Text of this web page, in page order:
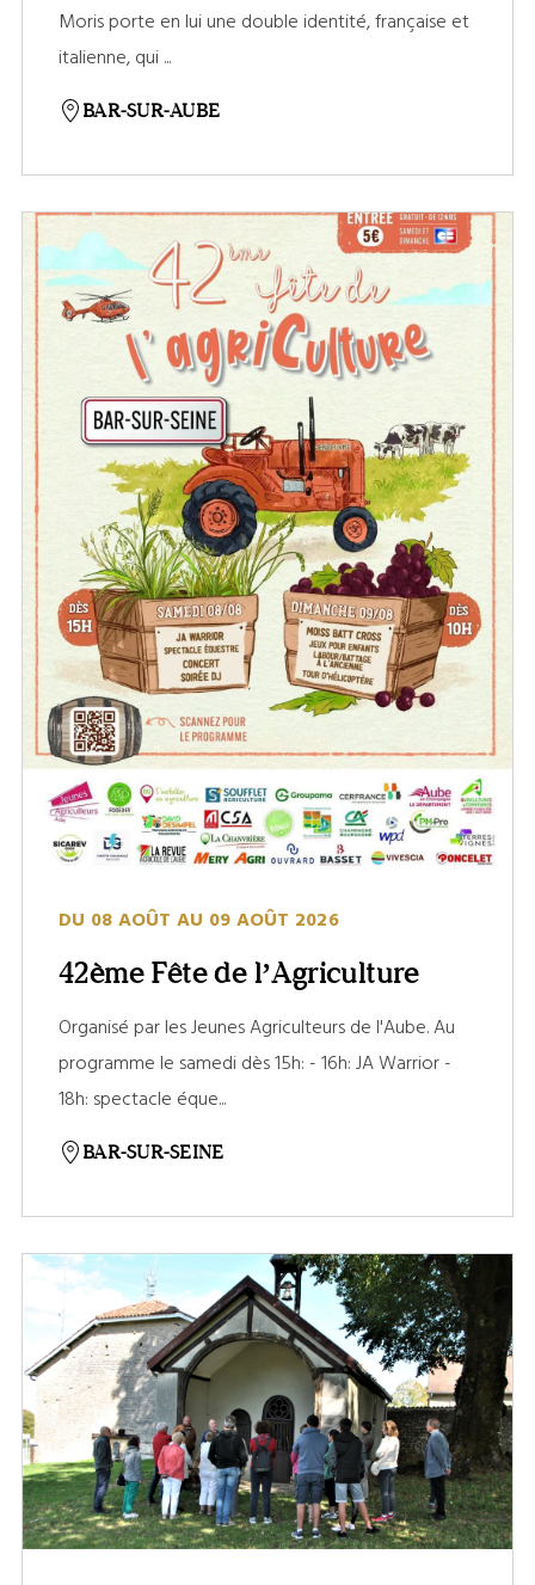
Moris porte en lui une double identité, française et
italienne, qui ...
BAR-SUR-AUBE
DU 08 AOÛT AU 09 AOÛT 2026
42ème Fête de l’Agriculture
Organisé par les Jeunes Agriculteurs de l'Aube. Au
programme le samedi dès 15h: - 16h: JA Warrior -
18h: spectacle éque...
BAR-SUR-SEINE